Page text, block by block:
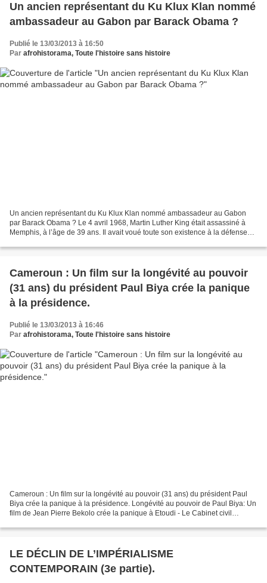
Un ancien représentant du Ku Klux Klan nommé
ambassadeur au Gabon par Barack Obama ?
Publié le 13/03/2013 à 16:50
Par afrohistorama, Toute l'histoire sans histoire
Un ancien représentant du Ku Klux Klan nommé ambassadeur au Gabon
par Barack Obama ? Le 4 avril 1968, Martin Luther King était assassiné à
Memphis, à l’âge de 39 ans. Il avait voué toute son existence à la défense
Cameroun : Un film sur la longévité au pouvoir
(31 ans) du président Paul Biya crée la panique
à la présidence.
Publié le 13/03/2013 à 16:46
Par afrohistorama, Toute l'histoire sans histoire
Cameroun : Un film sur la longévité au pouvoir (31 ans) du président Paul
Biya crée la panique à la présidence. Longévité au pouvoir de Paul Biya: Un
film de Jean Pierre Bekolo crée la panique à Etoudi - Le Cabinet civil
LE DÉCLIN DE L’IMPÉRIALISME
CONTEMPORAIN (3e partie).